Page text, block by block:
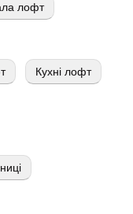
лофт
Кухні лофт